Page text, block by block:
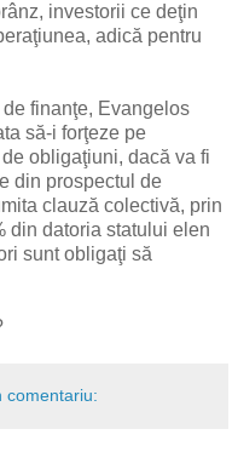
investorii ce deţin
adică pentru
finanţe, Evangelos
să-i forţeze pe
obligaţiuni, dacă va fi
din prospectul de
clauză colectivă, prin
din datoria statului elen
sunt obligaţi să
comentariu: